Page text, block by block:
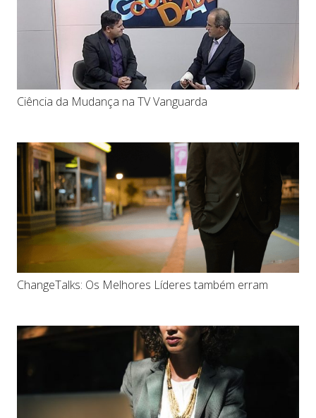
Ciência da Mudança na TV Vanguarda
ChangeTalks: Os Melhores Líderes também erram